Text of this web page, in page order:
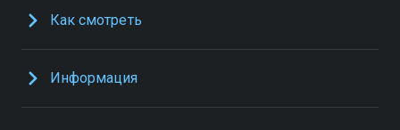
Как смотреть
Информация